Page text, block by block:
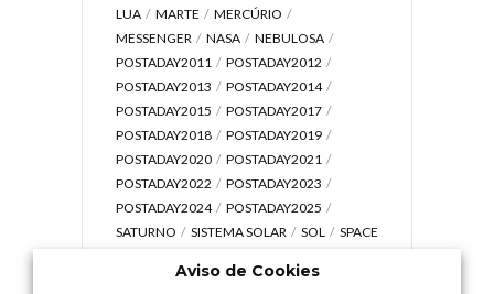
LUA
MARTE
MERCÚRIO
MESSENGER
NASA
NEBULOSA
POSTADAY2011
POSTADAY2012
POSTADAY2013
POSTADAY2014
POSTADAY2015
POSTADAY2017
POSTADAY2018
POSTADAY2019
POSTADAY2020
POSTADAY2021
POSTADAY2022
POSTADAY2023
POSTADAY2024
POSTADAY2025
SATURNO
SISTEMA SOLAR SOL
SPACE
UNIVERSO
VÍDEO
Aviso de Cookies